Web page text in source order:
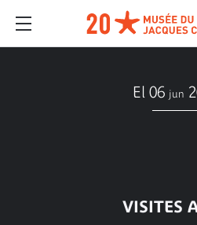
El 06 jun
VISITES